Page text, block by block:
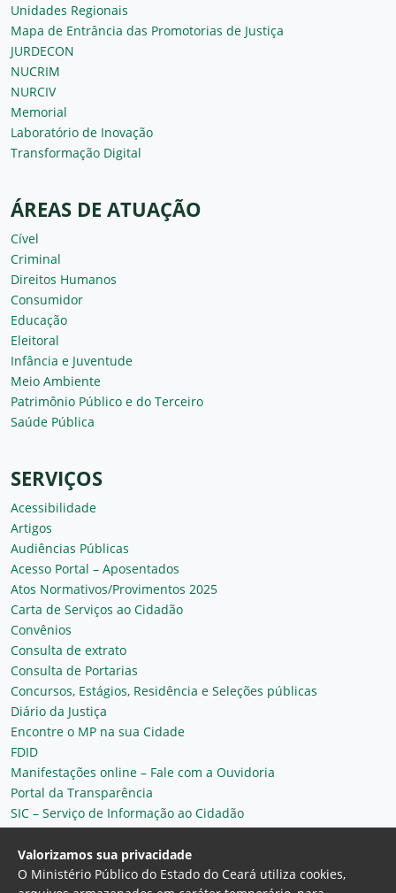
Unidades Regionais
Mapa de Entrância das Promotorias de Justiça
JURDECON
NUCRIM
NURCIV
Memorial
Laboratório de Inovação
Transformação Digital
ÁREAS DE ATUAÇÃO
Cível
Criminal
Direitos Humanos
Consumidor
Educação
Eleitoral
Infância e Juventude
Meio Ambiente
Patrimônio Público e do Terceiro
Saúde Pública
SERVIÇOS
Acessibilidade
Artigos
Audiências Públicas
Acesso Portal – Aposentados
Atos Normativos/Provimentos 2025
Carta de Serviços ao Cidadão
Convênios
Consulta de extrato
Consulta de Portarias
Concursos, Estágios, Residência e Seleções públicas
Diário da Justiça
Encontre o MP na sua Cidade
FDID
Manifestações online – Fale com a Ouvidoria
Portal da Transparência
SIC – Serviço de Informação ao Cidadão
Plantão MP do Ceará
Secretaria Geral
Valorizamos sua privacidade
O Ministério Público do Estado do Ceará utiliza cookies,